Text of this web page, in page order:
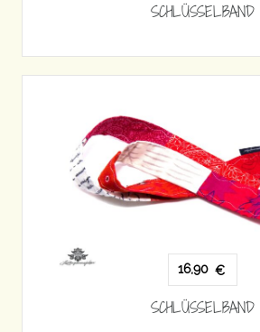
SCHLÜSSELBAND
16,90 €
SCHLÜSSELBAND